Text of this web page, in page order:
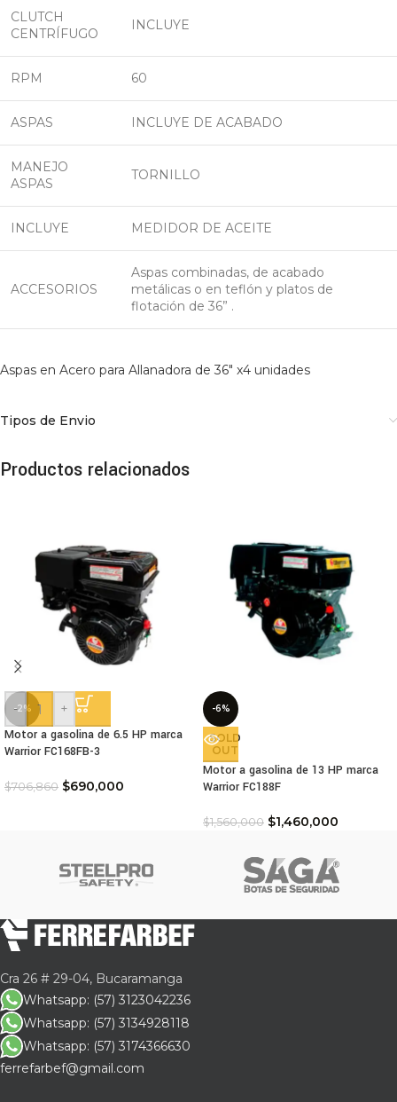
CLUTCH
CENTRÍFUGO
INCLUYE
RPM 60
ASPAS INCLUYE DE ACABADO
MANEJO
ASPAS
TORNILLO
INCLUYE MEDIDOR DE ACEITE
ACCESORIOS
Aspas combinadas, de acabado
metálicas o en teflón y platos de
flotación de 36” .
Aspas en Acero para Allanadora de 36″ x4 unidades
Tipos de Envio
Productos relacionados
-2%
-
+
Motor a gasolina de 6.5 HP marca
Warrior FC168FB-3
$706,860 $690,000
-6%
SOLD
OUT
Motor a gasolina de 13 HP marca
Warrior FC188F
$1,560,000 $1,460,000
Cra 26 # 29-04, Bucaramanga
Whatsapp: (57) 3123042236
Whatsapp: (57) 3134928118
Whatsapp: (57) 3174366630
ferrefarbef@gmail.com